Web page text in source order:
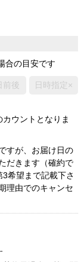
合の目安です
前後 日時指定×
ウントとなりま
すが、お届け日の
だきます（確約で
希望まで記載下さ
理由でのキャンセ